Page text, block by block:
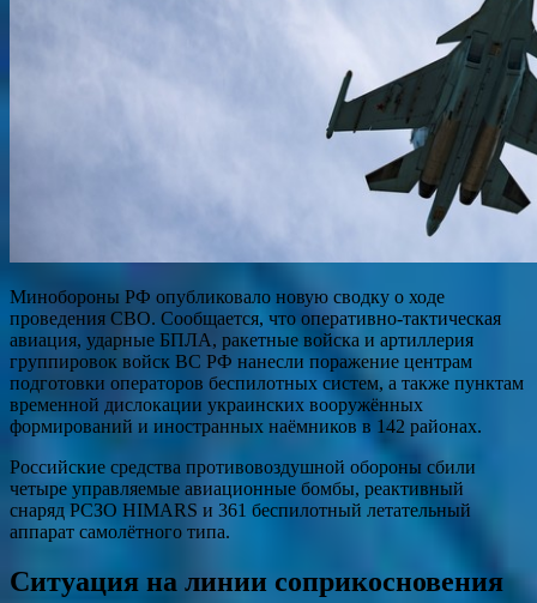
Минобороны РФ опубликовало новую сводку о ходе
проведения СВО. Сообщается, что оперативно-тактическая
авиация, ударные БПЛА, ракетные войска и артиллерия
группировок войск ВС РФ нанесли поражение центрам
подготовки операторов беспилотных систем, а также пунктам
временной дислокации украинских вооружённых
формирований и иностранных наёмников в 142 районах.
Российские средства противовоздушной обороны сбили
четыре управляемые авиационные бомбы, реактивный
снаряд РСЗО HIMARS и 361 беспилотный летательный
аппарат самолётного типа.
Ситуация на линии соприкосновения